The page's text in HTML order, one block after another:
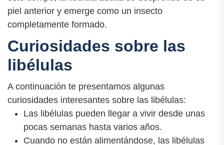
piel anterior y emerge como un insecto
completamente formado.
Curiosidades sobre las
libélulas
A continuación te presentamos algunas
curiosidades interesantes sobre las libélulas:
Las libélulas pueden llegar a vivir desde unas
pocas semanas hasta varios años.
Cuando no están alimentándose, las libélulas